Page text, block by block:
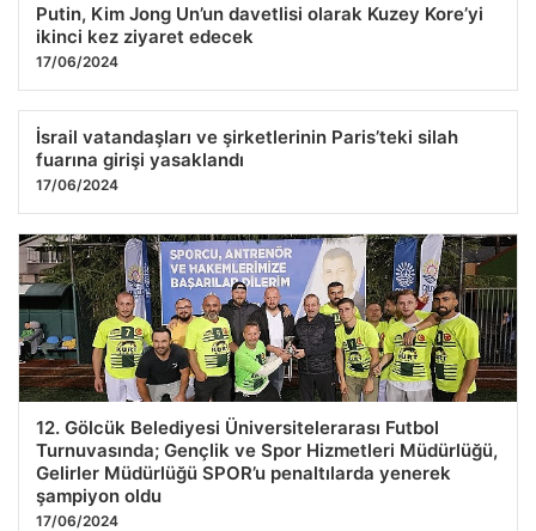
Putin, Kim Jong Un’un davetlisi olarak Kuzey Kore’yi
ikinci kez ziyaret edecek
17/06/2024
İsrail vatandaşları ve şirketlerinin Paris’teki silah
fuarına girişi yasaklandı
17/06/2024
12. Gölcük Belediyesi Üniversitelerarası Futbol
Turnuvasında; Gençlik ve Spor Hizmetleri Müdürlüğü,
Gelirler Müdürlüğü SPOR’u penaltılarda yenerek
şampiyon oldu
17/06/2024